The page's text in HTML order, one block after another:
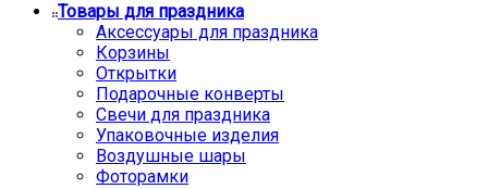
Товары для праздника
Аксессуары для праздника
Корзины
Открытки
Подарочные конверты
Свечи для праздника
Упаковочные изделия
Воздушные шары
Фоторамки